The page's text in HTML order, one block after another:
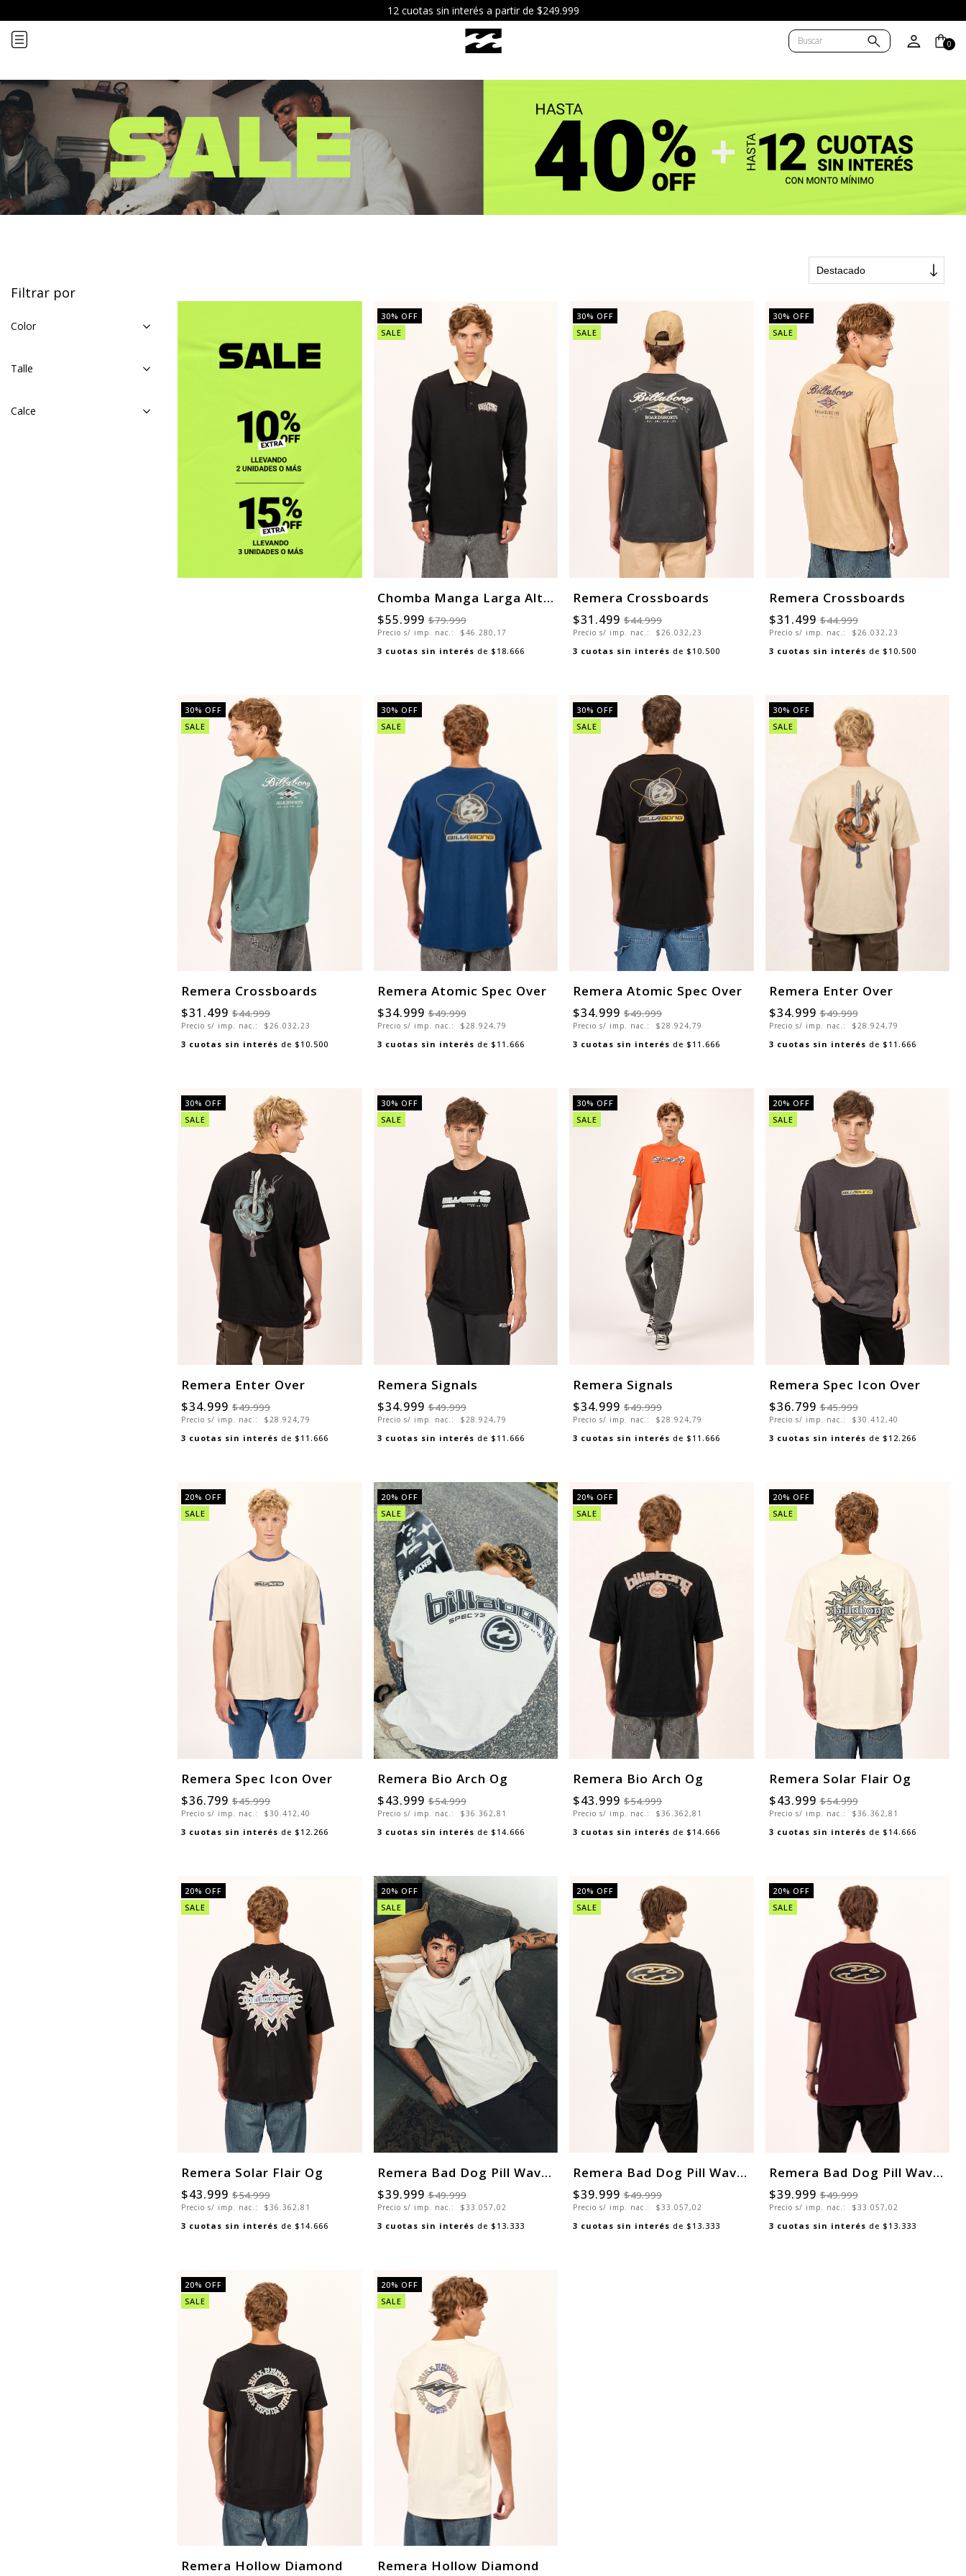
Remeras ¡Recibí hoy tu pedido comprando antes de las 12hs por envío express! (CABA/AMBA)
0
Filtrar por
Color
Talle
Calce
30% OFF
SALE
Chomba Manga Larga Alternative Polo
$55.999$79.999
Precio s/ imp. nac.: $46.280,17
3 cuotas sin interés de $18.666
30% OFF
SALE
Remera Crossboards
$31.499 $44.999
Precio s/ imp. nac.: $26.032,23
3 cuotas sin interés de $10.500
30% OFF
SALE
Remera Crossboards
$31.499$44.999
Precio s/ imp. nac.: $26.032,23
3 cuotas sin interés de $10.500
30% OFF
SALE
Remera Crossboards
$31.499 $44.999
Precio s/ imp. nac.: $26.032,23
3 cuotas sin interés de $10.500
30% OFF
SALE
Remera Atomic Spec Over
$34.999$49.999
Precio s/ imp. nac.: $28.924,79
3 cuotas sin interés de $11.666
30% OFF
SALE
Remera Atomic Spec Over
$34.999 $49.999
Precio s/ imp. nac.: $28.924,79
3 cuotas sin interés de $11.666
30% OFF
SALE
Remera Enter Over
$34.999$49.999
Precio s/ imp. nac.: $28.924,79
3 cuotas sin interés de $11.666
30% OFF
SALE
Remera Enter Over
$34.999 $49.999
Precio s/ imp. nac.: $28.924,79
3 cuotas sin interés de $11.666
30% OFF
SALE
Remera Signals
$34.999$49.999
Precio s/ imp. nac.: $28.924,79
3 cuotas sin interés de $11.666
30% OFF
SALE
Remera Signals
$34.999 $49.999
Precio s/ imp. nac.: $28.924,79
3 cuotas sin interés de $11.666
20% OFF
SALE
Remera Spec Icon Over
$36.799$45.999
Precio s/ imp. nac.: $30.412,40
3 cuotas sin interés de $12.266
20% OFF
SALE
Remera Spec Icon Over
$36.799 $45.999
Precio s/ imp. nac.: $30.412,40
3 cuotas sin interés de $12.266
20% OFF
SALE
Remera Bio Arch Og
$43.999$54.999
Precio s/ imp. nac.: $36.362,81
3 cuotas sin interés de $14.666
20% OFF
SALE
Remera Bio Arch Og
$43.999 $54.999
Precio s/ imp. nac.: $36.362,81
3 cuotas sin interés de $14.666
20% OFF
SALE
Remera Solar Flair Og
$43.999$54.999
Precio s/ imp. nac.: $36.362,81
3 cuotas sin interés de $14.666
20% OFF
SALE
Remera Solar Flair Og
$43.999 $54.999
Precio s/ imp. nac.: $36.362,81
3 cuotas sin interés de $14.666
20% OFF
SALE
Remera Bad Dog Pill Wave Over
$39.999$49.999
Precio s/ imp. nac.: $33.057,02
3 cuotas sin interés de $13.333
20% OFF
SALE
Remera Bad Dog Pill Wave Over
$39.999 $49.999
Precio s/ imp. nac.: $33.057,02
3 cuotas sin interés de $13.333
20% OFF
SALE
Remera Bad Dog Pill Wave Over
$39.999$49.999
Precio s/ imp. nac.: $33.057,02
3 cuotas sin interés de $13.333
20% OFF
SALE
Remera Hollow Diamond
20% OFF
SALE
Remera Hollow Diamond